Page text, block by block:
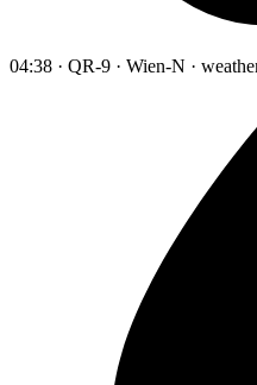
04:38 · QR-9 · Wien-N ·